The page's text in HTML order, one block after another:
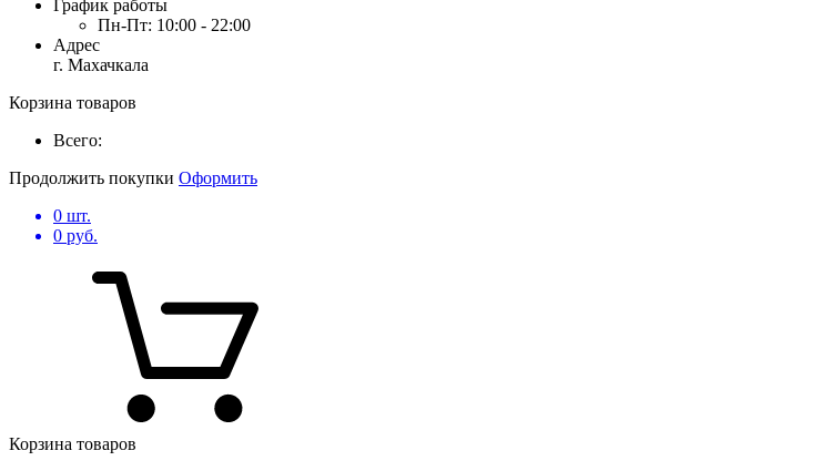
График работы
Пн-Пт: 10:00 - 22:00
Адрес
г. Махачкала
Корзина товаров
Всего:
Продолжить покупки Оформить
0 шт.
0 руб.
Корзина товаров